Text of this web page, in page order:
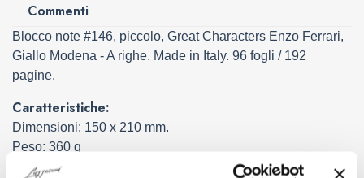
Commenti
Blocco note #146, piccolo, Great Characters Enzo Ferrari,
Giallo Modena - A righe. Made in Italy. 96 fogli / 192
pagine.
Caratteristiche:
Dimensioni: 150 x 210 mm.
Peso: 360 g